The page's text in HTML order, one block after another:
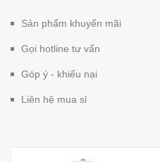
Sản phẩm khuyến mãi
Gọi hotline tư vấn
Góp ý - khiếu nại
Liên hệ mua sỉ